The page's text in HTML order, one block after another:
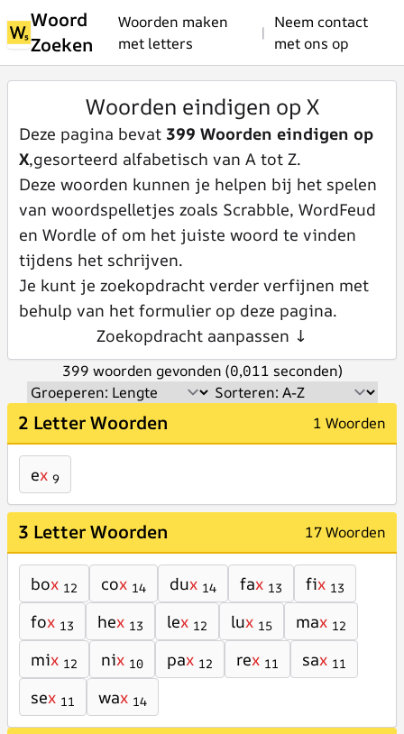
Woord
Zoeken
Woorden maken
met letters
|
Neem contact
met ons op
Woorden eindigen op X
Deze pagina bevat 399 Woorden eindigen op
X,gesorteerd alfabetisch van A tot Z.
Deze woorden kunnen je helpen bij het spelen
van woordspelletjes zoals Scrabble, WordFeud
en Wordle of om het juiste woord te vinden
tijdens het schrijven.
Je kunt je zoekopdracht verder verfijnen met
behulp van het formulier op deze pagina.
Zoekopdracht aanpassen ↓
399 woorden gevonden (0,011 seconden)
2 Letter Woorden 1 Woorden
ex 9
3 Letter Woorden 17 Woorden
box 12 cox 14 dux 14 fax 13 fix 13
fox 13 hex 13 lex 12 lux 15 max 12
mix 12 nix 10 pax 12 rex 11 sax 11
sex 11 wax 14